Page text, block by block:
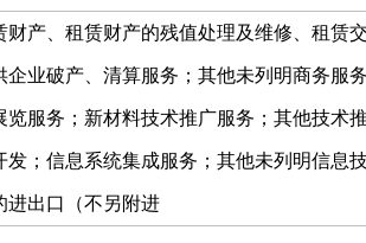
产、租赁财产的残值处理及维修、租赁
业破产、清算服务；其他未列明商务服
服务；新材料技术推广服务；其他技术
；信息系统集成服务；其他未列明信息
进出口（不另附进